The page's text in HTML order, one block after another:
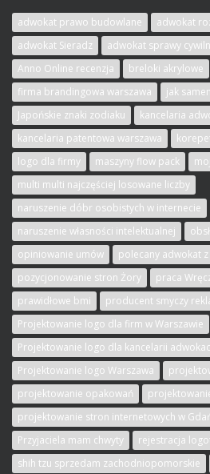
adwokat prawo budowlane
adwokat
adwokat Sieradz
adwokat sprawy
Anno Online recenzja
breloki akrylowe
firma brandingowa warszawa
jak
Japońskie znaki zodiaku
kancelaria
kancelaria patentowa warszawa
logo dla firmy
maszyny flow pack
multi multi najczęściej losowane liczby
naruszenie dóbr osobistych w internecie
naruszenie własności intelektualnej
opiniowanie umów
polecany adwokat z
pozycjonowanie stron Żory
praca
prawidłowe bmi
producent smyczy
Projektowanie logo dla firm w Warszawie
Projektowanie logo dla kancelarii
Projektowanie logo Warszawa
projektowanie opakowań
projektowanie stron internetowych w
Przyjaciela mam chwyty
rejestracja
shih tzu sprzedam zachodniopomorskie